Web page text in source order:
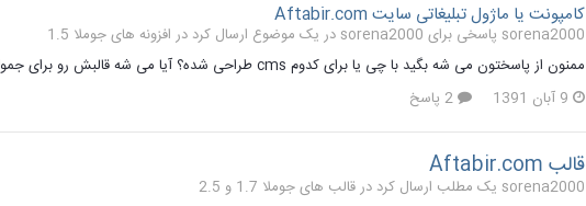
کامپونت یا ماژول تبلیغاتی سایت Aftabir.com
sorena2000 پاسخی برای sorena2000 در یک موضوع ارسال کرد در
افزونه های جوملا 1.5
ممنون از پاسختون می شه بگید با چی یا برای کدوم cms طراحی شده؟ آیا می شه قالبش رو برای جمولا درست کرد؟؟؟
9 آبان 1391
قالب Aftabir.com
sorena2000 یک مطلب ارسال کرد در قالب های جوملا 1.7 و 2.5